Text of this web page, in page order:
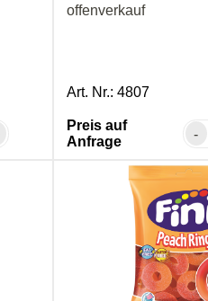
offenverkauf
Art. Nr.: 4807
Preis auf
Anfrage
-